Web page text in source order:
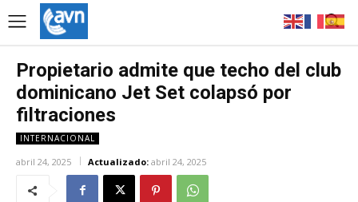
Propietario admite que techo del club
dominicano Jet Set colapsó por
filtraciones
INTERNACIONAL
abril 24, 2025 Actualizado: abril 24, 2025